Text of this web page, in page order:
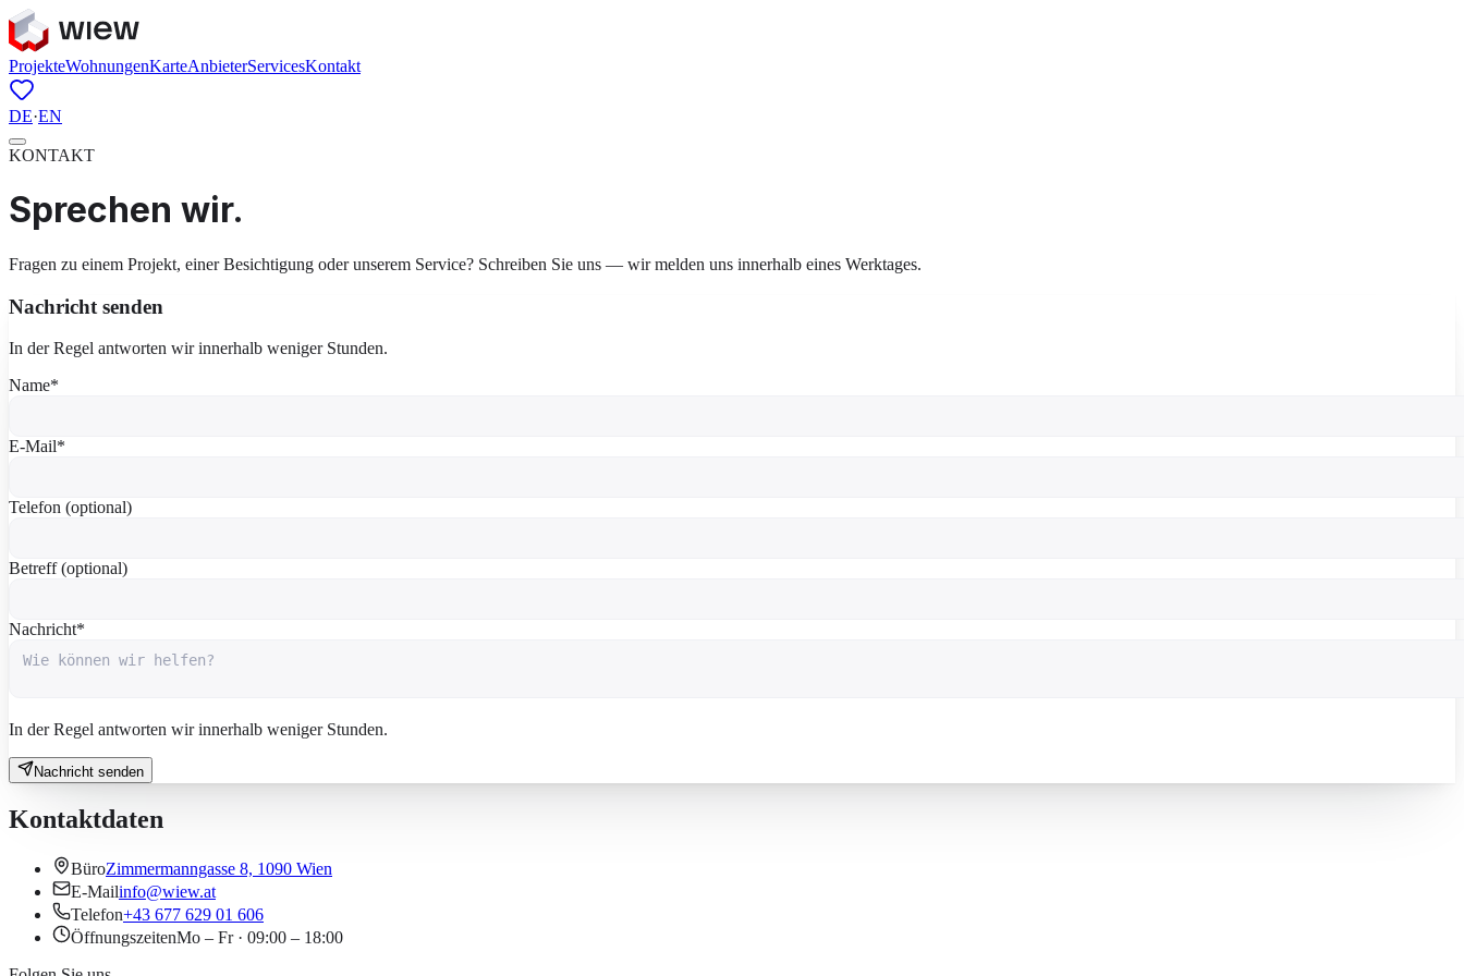
ProjekteWohnungenKarteAnbieterServicesKontakt
DE·EN
KONTAKT
Sprechen wir.
Fragen zu einem Projekt, einer Besichtigung oder unserem Service? Schreiben Sie uns — wir melden uns innerhalb eines Werktages.
Nachricht senden
In der Regel antworten wir innerhalb weniger Stunden.
Name*
E-Mail*
Telefon (optional)
Betreff (optional)
Nachricht*
In der Regel antworten wir innerhalb weniger Stunden.
Nachricht senden
Kontaktdaten
BüroZimmermanngasse 8, 1090 Wien
E-Mailinfo@wiew.at
Telefon+43 677 629 01 606
ÖffnungszeitenMo – Fr · 09:00 – 18:00